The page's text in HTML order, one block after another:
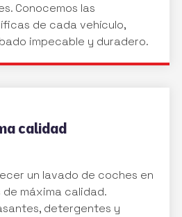
Conocemos las
de cada vehículo,
impecable y duradero.
calidad
un lavado de coches en
máxima calidad.
detergentes y